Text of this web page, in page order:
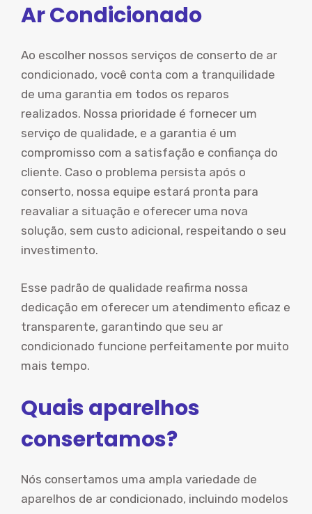
Ar Condicionado
Ao escolher nossos serviços de conserto de ar
condicionado, você conta com a tranquilidade
de uma garantia em todos os reparos
realizados. Nossa prioridade é fornecer um
serviço de qualidade, e a garantia é um
compromisso com a satisfação e confiança do
cliente. Caso o problema persista após o
conserto, nossa equipe estará pronta para
reavaliar a situação e oferecer uma nova
solução, sem custo adicional, respeitando o seu
investimento.
Esse padrão de qualidade reafirma nossa
dedicação em oferecer um atendimento eficaz e
transparente, garantindo que seu ar
condicionado funcione perfeitamente por muito
mais tempo.
Quais aparelhos
consertamos?
Nós consertamos uma ampla variedade de
aparelhos de ar condicionado, incluindo modelos